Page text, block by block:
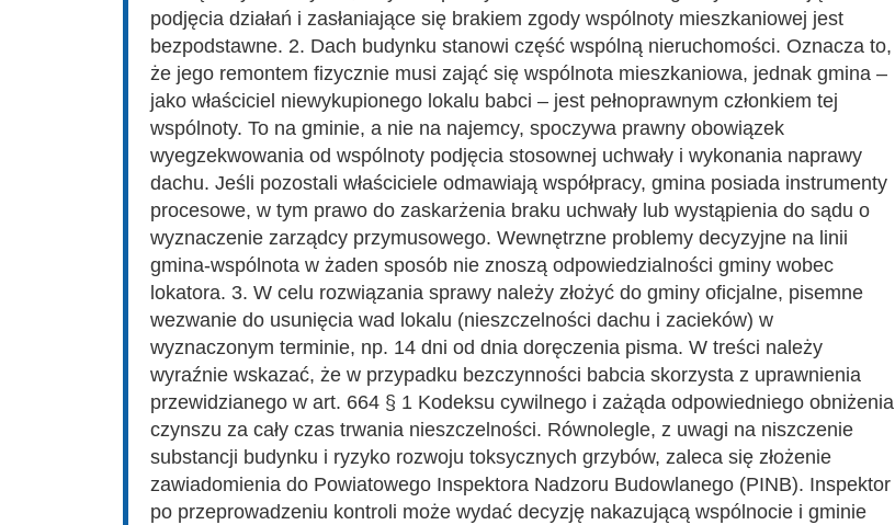
podjęcia działań i zasłaniające się brakiem zgody wspólnoty mieszkaniowej jest
bezpodstawne. 2. Dach budynku stanowi część wspólną nieruchomości. Oznacza to,
że jego remontem fizycznie musi zająć się wspólnota mieszkaniowa, jednak gmina –
jako właściciel niewykupionego lokalu babci – jest pełnoprawnym członkiem tej
wspólnoty. To na gminie, a nie na najemcy, spoczywa prawny obowiązek
wyegzekwowania od wspólnoty podjęcia stosownej uchwały i wykonania naprawy
dachu. Jeśli pozostali właściciele odmawiają współpracy, gmina posiada instrumenty
procesowe, w tym prawo do zaskarżenia braku uchwały lub wystąpienia do sądu o
wyznaczenie zarządcy przymusowego. Wewnętrzne problemy decyzyjne na linii
gmina-wspólnota w żaden sposób nie znoszą odpowiedzialności gminy wobec
lokatora. 3. W celu rozwiązania sprawy należy złożyć do gminy oficjalne, pisemne
wezwanie do usunięcia wad lokalu (nieszczelności dachu i zacieków) w
wyznaczonym terminie, np. 14 dni od dnia doręczenia pisma. W treści należy
wyraźnie wskazać, że w przypadku bezczynności babcia skorzysta z uprawnienia
przewidzianego w art. 664 § 1 Kodeksu cywilnego i zażąda odpowiedniego obniżenia
czynszu za cały czas trwania nieszczelności. Równolegle, z uwagi na niszczenie
substancji budynku i ryzyko rozwoju toksycznych grzybów, zaleca się złożenie
zawiadomienia do Powiatowego Inspektora Nadzoru Budowlanego (PINB). Inspektor
po przeprowadzeniu kontroli może wydać decyzję nakazującą wspólnocie i gminie